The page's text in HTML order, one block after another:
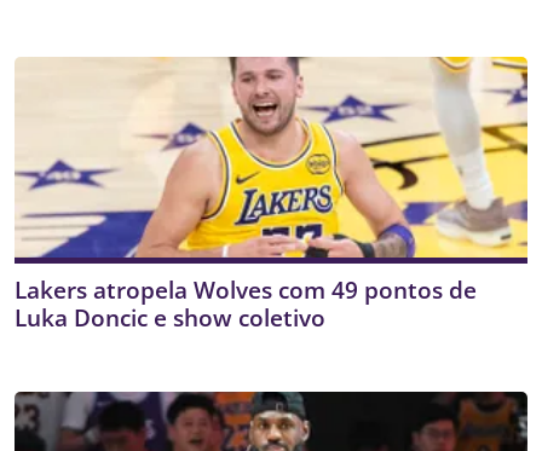
Lakers atropela Wolves com 49 pontos de
Luka Doncic e show coletivo